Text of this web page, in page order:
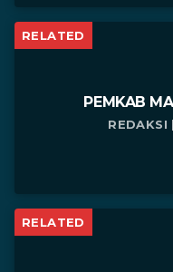
RELATED
PEMKAB
RELATED